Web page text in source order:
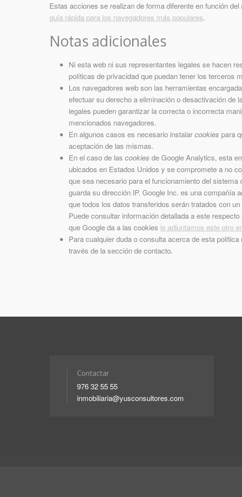
Estas acciones se realizan de forma diferente en función
guía rápida para los navegadores más populares.
Notas adicionales
Ni esta web ni sus representantes legales se hacen
políticas de privacidad que puedan tener los terceros
Los navegadores web son las herramientas
efectuar su derecho a eliminación o desactivación de
legales pueden garantizar la correcta o incorrecta
mencionados navegadores.
En algunos casos es necesario instalarcookies para
aceptación de las mismas.
En el caso de las cookies de Google Analytics, esta
ubicados en Estados Unidos y se compromete a no
que sea necesario para el funcionamiento del
guarda su dirección IP. Google Inc. es una compañía
que todos los datos transferidos serán tratados con
Puede consultar información detallada a este respecto
que Google da a las cookies le adjuntamos este otro
Para cualquier duda o consulta acerca de esta política
través de la sección de contacto.
Contactar
976 32 55 55
inmobiliaria@yusconsultores.com